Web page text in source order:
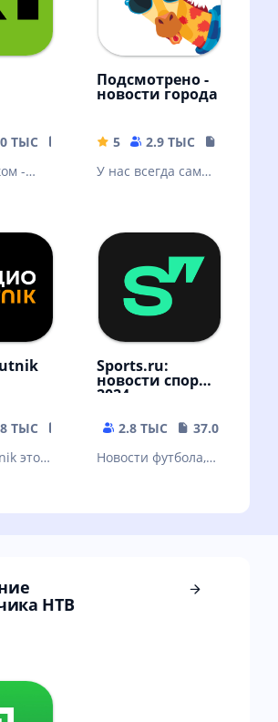
ТЫС
32.98 MB
-
и в
Подсмотрено -
новости города
5 2.9 ТЫС
У нас всегда самые
ТЫС
26.8 MB
это
Sports.ru:
новости спорта
2024
2.8 ТЫС
37.06 MB
Новости футбола,
НТВ